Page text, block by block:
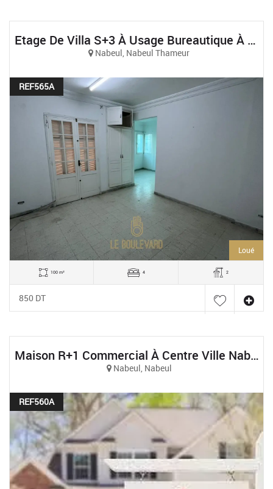
Etage De Villa S+3 À Usage Bureautique À Nabeul
Nabeul, Nabeul Thameur
REF565A
Loué
100 m² 4 2
850 DT
Maison R+1 Commercial À Centre Ville Nabeul
Nabeul, Nabeul
REF560A